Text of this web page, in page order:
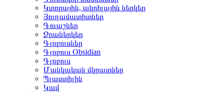
Կտորային, ակրիլային ներկեր
Յուղամատիտներ
Գուաշներ
Ջրաներկեր
Գլոբուսներ
Գլոբուս Obsidian
Գլոբուս
Մանկական մկրատներ
Պլաստիլին
Կավ